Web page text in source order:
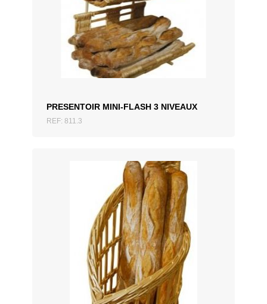
PRESENTOIR MINI-FLASH 3 NIVEAUX
REF: 811.3
AJOUTER AU DEVIS
AJOUTER AU DEVIS